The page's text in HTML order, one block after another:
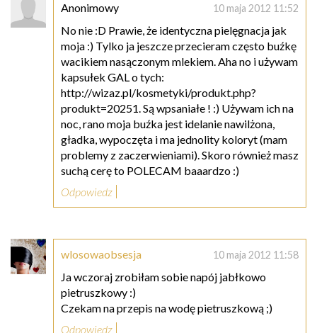
Anonimowy 10 maja 2012 11:52
No nie :D Prawie, że identyczna pielęgnacja jak
moja :) Tylko ja jeszcze przecieram często buźkę
wacikiem nasączonym mlekiem. Aha no i używam
kapsułek GAL o tych:
http://wizaz.pl/kosmetyki/produkt.php?
produkt=20251. Są wpsaniałe ! :) Używam ich na
noc, rano moja buźka jest idelanie nawilżona,
gładka, wypoczęta i ma jednolity koloryt (mam
problemy z zaczerwieniami). Skoro również masz
suchą cerę to POLECAM baaardzo :)
Odpowiedz
wlosowaobsesja 10 maja 2012 11:58
Ja wczoraj zrobiłam sobie napój jabłkowo
pietruszkowy :)
Czekam na przepis na wodę pietruszkową ;)
Odpowiedz